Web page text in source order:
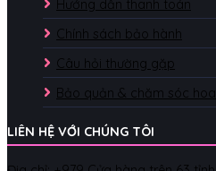
Hướng dẫn thanh toán
Chính sách bảo hành
Câu hỏi thường gặp
Bảo quản & chăm sóc hoa
LIÊN HỆ VỚI CHÚNG TÔI